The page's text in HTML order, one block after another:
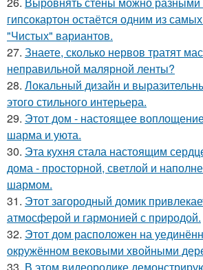
гипсокартон остаётся одним из
"Чистых" вариантов.
27. Знаете, сколько нервов тратят
неправильной малярной ленты?
28. Локальный дизайн и
этого стильного интерьера.
29. Этот дом - настоящее
шарма и уюта.
30. Эта кухня стала настоящим
дома - просторной, светлой и
шармом.
31. Этот загородный домик
атмосферой и гармонией с природой.
32. Этот дом расположен на
окружённом вековыми хвойными
33. В этом видеоролике